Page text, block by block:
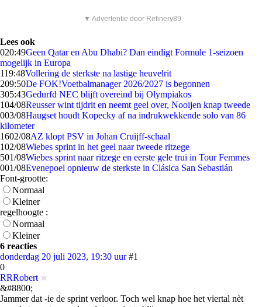
▼ Advertentie door Refinery89
Lees ook
020:49Geen Qatar en Abu Dhabi? Dan eindigt Formule 1-seizoen
mogelijk in Europa
119:48Vollering de sterkste na lastige heuvelrit
209:50De FOK!Voetbalmanager 2026/2027 is begonnen
305:43Gedurfd NEC blijft overeind bij Olympiakos
104/08Reusser wint tijdrit en neemt geel over, Nooijen knap tweede
003/08Haugset houdt Kopecky af na indrukwekkende solo van 86
kilometer
1602/08AZ klopt PSV in Johan Cruijff-schaal
102/08Wiebes sprint in het geel naar tweede ritzege
501/08Wiebes sprint naar ritzege en eerste gele trui in Tour Femmes
001/08Evenepoel opnieuw de sterkste in Clásica San Sebastián
Font-grootte:
Normaal
Kleiner
regelhoogte :
Normaal
Kleiner
6 reacties
donderdag 20 juli 2023, 19:30 uur #1
0
RRRobert
&#8800;
Jammer dat -ie de sprint verloor. Toch wel knap hoe het viertal nèt